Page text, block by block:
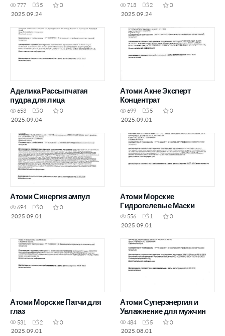
777 5
0
2025.09.24
713 2
0
2025.09.24
Аделика Рассыпчатая
пудра для лица
653 0
0
2025.09.04
Атоми Акне Эксперт
Концентрат
699 5
0
2025.09.01
Атоми Синергия ампул
694 0
0
2025.09.01
Атоми Морские
Гидрогелевые Маски
556 1
0
2025.09.01
Атоми Морские Патчи для
глаз
531 2
0
2025.09.01
Атоми Суперэнергия и
Увлажнение для мужчин
484 5
0
2025.08.01